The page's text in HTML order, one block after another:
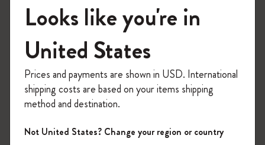
モレスキンの世界へようこそ
「WELCOME10」を入力すると、初回注
文が10%オフ＋送料無料になります。セ
ール・アウトレット品は適用外。
Moleskineアカウントを作成して限定オフ
ァーや会員特典、さらに多くのインスピ
Looks like you're in
United States
Prices and payments are shown in USD. International
shipping costs are based on your items shipping
method and destination.
Not United States? Change your region or country